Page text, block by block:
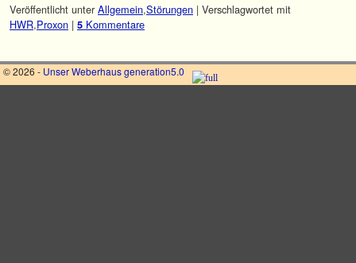
Veröffentlicht unter Allgemein,Störungen | Verschlagwortet mit
HWR,Proxon | 5 Kommentare
© 2026 - Unser Weberhaus generation5.0